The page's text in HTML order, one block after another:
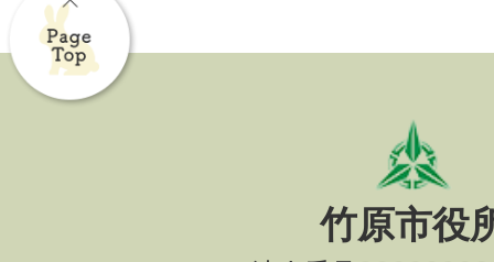
竹原市役